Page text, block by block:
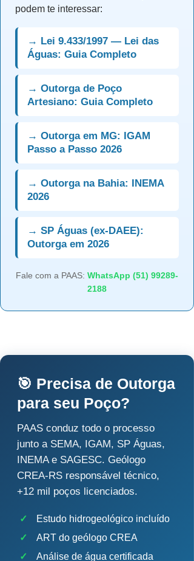
podem te interessar:
→ Lei 9.433/1997 — Lei das
Águas: Guia Completo
→ Outorga de Poço
Artesiano: Guia Completo
→ Outorga em MG: IGAM
Passo a Passo 2026
→ Outorga na Bahia: INEMA
2026
→ SP Águas (ex-DAEE):
Outorga em 2026
Fale com a PAAS: WhatsApp (51) 99289-
2188
🎯 Precisa de Outorga
para seu Poço?
PAAS conduz todo o processo
junto a SEMA, IGAM, SP Águas,
INEMA e SAGESC. Geólogo
CREA-RS responsável técnico,
+12 mil poços licenciados.
✓
Estudo hidrogeológico incluído
✓
ART do geólogo CREA
✓
Análise de água certificada